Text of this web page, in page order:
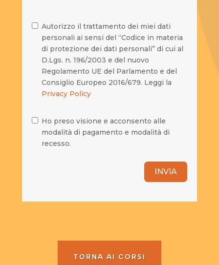
Autorizzo il trattamento dei miei dati
personali ai sensi del “Codice in materia
di protezione dei dati personali” di cui al
D.Lgs. n. 196/2003 e del nuovo
Regolamento UE del Parlamento e del
Consiglio Europeo 2016/679. Leggi la
Privacy Policy
Ho preso visione e acconsento alle
modalità di pagamento e modalità di
recesso.
INVIA
TORNA AI CORSI